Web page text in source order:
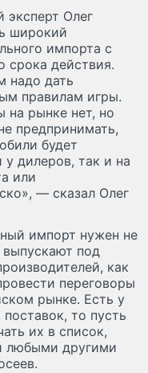
эксперт Олег
широкий
импорта с
срока действия.
надо дать
правилам игры.
на рынке нет, но
предпринимать,
будет
у дилеров, так и на
или
— сказал Олег
импорт нужен не
выпускают под
как
переговоры
рынке. Есть у
то пусть
их в список,
любыми другими